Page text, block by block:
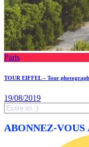
Paris
TOUR EIFFEL – Tour
19/08/2019
Search
for:
ABONNEZ-VOUS